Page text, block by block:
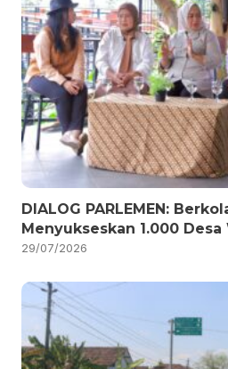
DIALOG PARLEMEN:
Menyukseskan 1.000
29/07/2026